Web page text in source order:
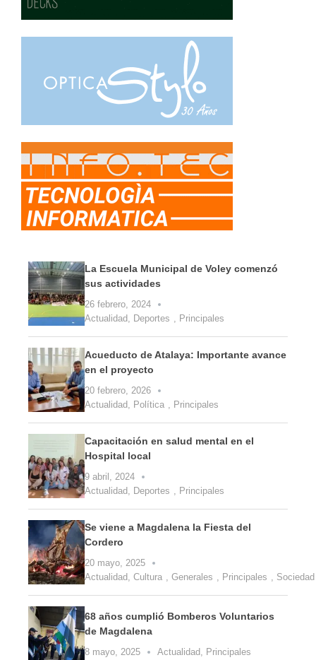
La Escuela Municipal de Voley comenzó
sus actividades
26 febrero, 2024
Actualidad Deportes Principales
Acueducto de Atalaya: Importante avance
en el proyecto
20 febrero, 2026
Actualidad Política Principales
Capacitación en salud mental en el
Hospital local
9 abril, 2024
Actualidad Deportes Principales
Se viene a Magdalena la Fiesta del
Cordero
20 mayo, 2025
Actualidad Cultura Generales Principales Sociedad
68 años cumplió Bomberos Voluntarios
de Magdalena
8 mayo, 2025 Actualidad Principales